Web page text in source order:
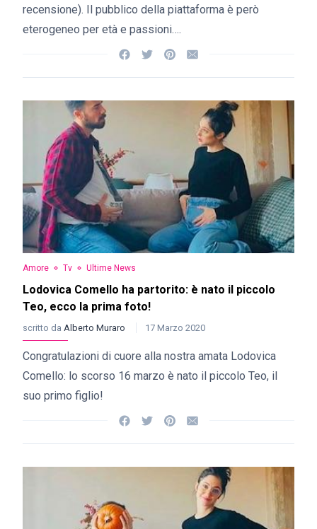
recensione). Il pubblico della piattaforma è però
eterogeneo per età e passioni….
Amore Tv Ultime News
Lodovica Comello ha partorito: è nato il piccolo
Teo, ecco la prima foto!
scritto da Alberto Muraro 17 Marzo 2020
Congratulazioni di cuore alla nostra amata Lodovica
Comello: lo scorso 16 marzo è nato il piccolo Teo, il
suo primo figlio!